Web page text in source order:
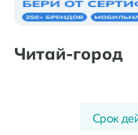
Читай-город
Срок